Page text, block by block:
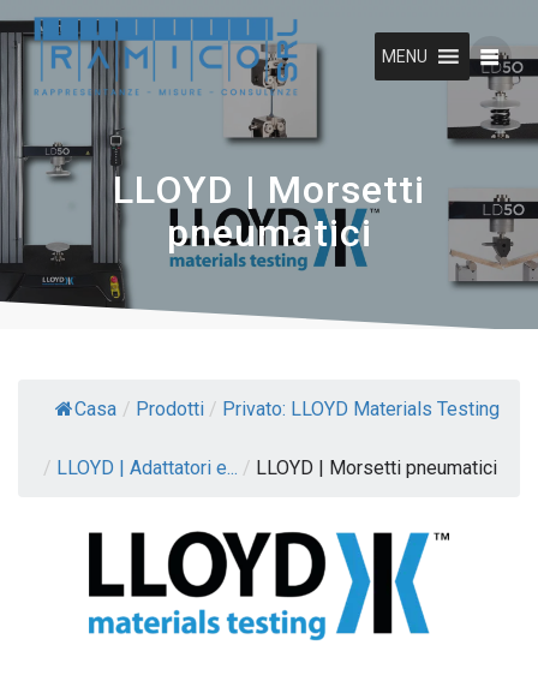
al
contenuto
MENU
LLOYD | Morsetti
pneumatici
Casa / Prodotti / Privato: LLOYD Materials Testing
/ LLOYD | Adattatori e... / LLOYD | Morsetti pneumatici